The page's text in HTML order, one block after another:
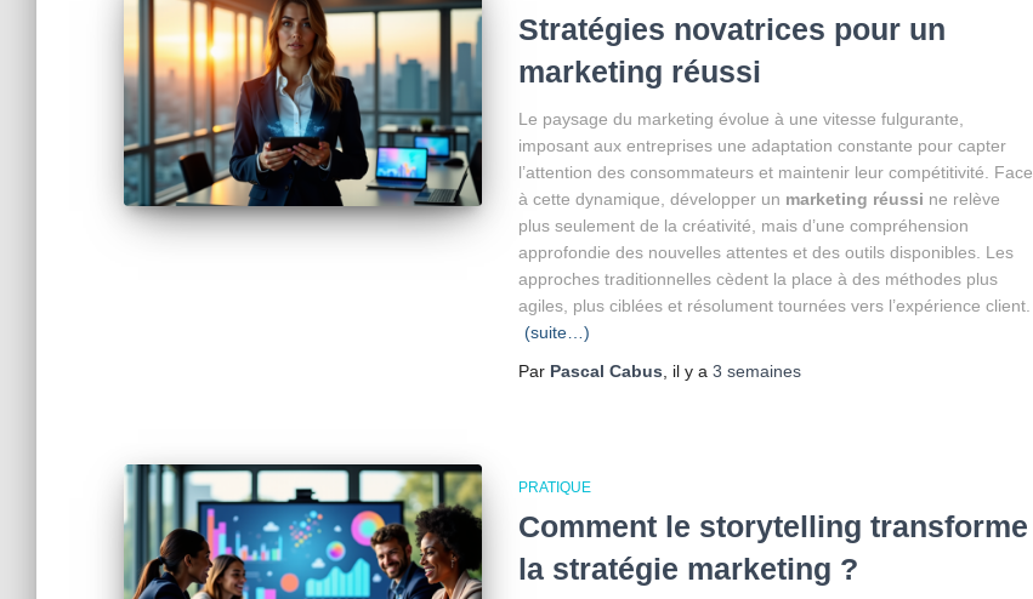
Stratégies novatrices pour un
marketing réussi
Le paysage du marketing évolue à une vitesse fulgurante,
imposant aux entreprises une adaptation constante pour capter
l’attention des consommateurs et maintenir leur compétitivité. Face
à cette dynamique, développer un marketing réussi ne relève
plus seulement de la créativité, mais d’une compréhension
approfondie des nouvelles attentes et des outils disponibles. Les
approches traditionnelles cèdent la place à des méthodes plus
agiles, plus ciblées et résolument tournées vers l’expérience client.
(suite…)
Par Pascal Cabus , il y a 3 semaines
PRATIQUE
Comment le storytelling transforme
la stratégie marketing ?